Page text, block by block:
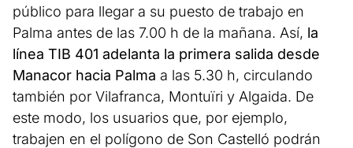
público para llegar a su puesto de trabajo en
Palma antes de las 7.00 h de la mañana. Así, la
línea TIB 401 adelanta la primera salida desde
Manacor hacia Palma a las 5.30 h, circulando
también por Vilafranca, Montuïri y Algaida. De
este modo, los usuarios que, por ejemplo,
trabajen en el polígono de Son Castelló podrán